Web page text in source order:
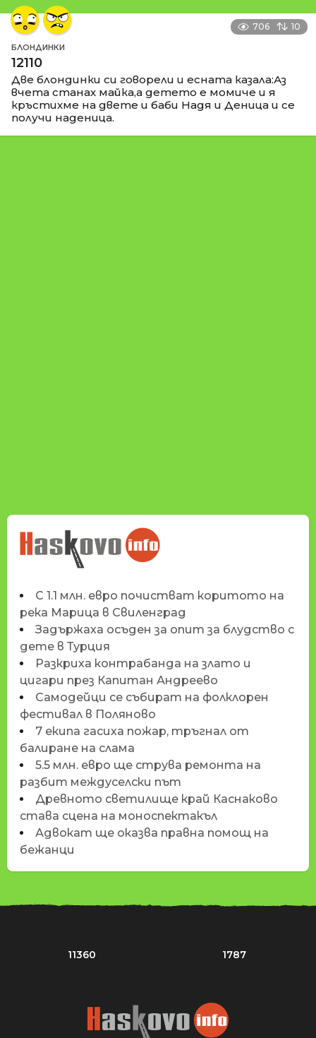
706 10
БЛОНДИНКИ
12110
Две блондинки си говорели и есната казала:Аз
вчета станах майка,а детето е момиче и я
кръстихме на двете и баби Надя и Деница и се
получи наденица.
НОВИНИТЕ НА
HASKOVO.INFO
С 1.1 млн. евро почистват коритото на
река Марица в Свиленград
Задържаха осъден за опит за блудство с
дете в Турция
Разкриха контрабанда на злато и
цигари през Капитан Андреево
Самодейци се събират на фолклорен
фестивал в Поляново
7 екипа гасиха пожар, тръгнал от
балиране на слама
5.5 млн. евро ще струва ремонта на
разбит междуселски път
Древното светилище край Каснаково
става сцена на моноспектакъл
Адвокат ще оказва правна помощ на
бежанци
11360 1787